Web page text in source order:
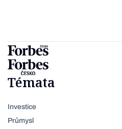
Témata
Investice
Průmysl